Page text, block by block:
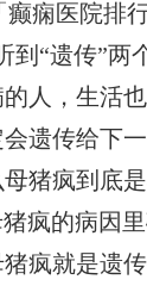
癫痫医院排
到“遗传”两
人，生活
遗传给下
猪疯到底
疯的病因
疯就是遗